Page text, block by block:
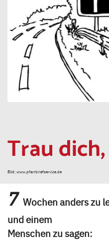
Trau dich,
Bild: www.pfarrbriefservice.de
7 Wochen anders zu
und einem
Menschen zu sagen: